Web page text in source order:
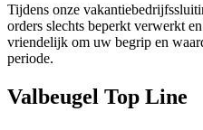
Tijdens onze
orders slechts beperkt verwerkt
vriendelijk om uw begrip en
periode.
Valbeugel Top Line